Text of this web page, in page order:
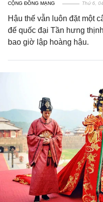
CỘNG ĐỒNG MẠNG Thứ 6,
Hậu thế vẫn luôn đặt một
đế quốc đại Tần hưng
bao giờ lập hoàng hậu.